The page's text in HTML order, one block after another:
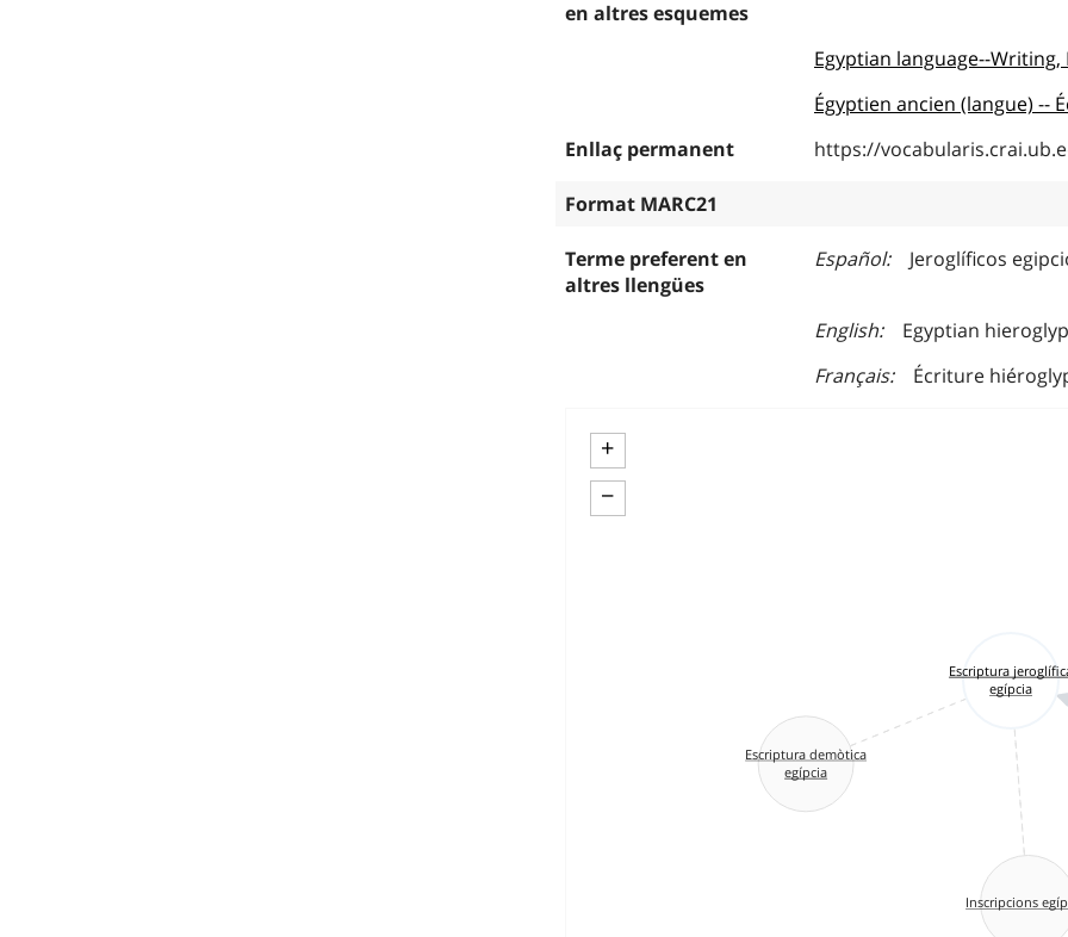
en altres esquemes
Egyptian language--Writing,
Égyptien ancien (langue) --
Enllaç permanent
https://
Format MARC21
Terme preferent en
altres llengües
Español Jeroglíficos
English
Egyptian
Français
Écriture
+
−
Inscripcions
Escriptura demòtica
egípcia
Escriptura
egípcia